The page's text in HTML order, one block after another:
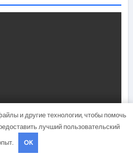
российской
— история
и другие технологии, чтобы помочь
лучший пользовательский
OK